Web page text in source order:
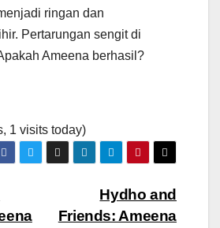
ringan dan
Pertarungan sengit di
Ameena berhasil?
1 visits today)
Hydho and
Friends: Ameena